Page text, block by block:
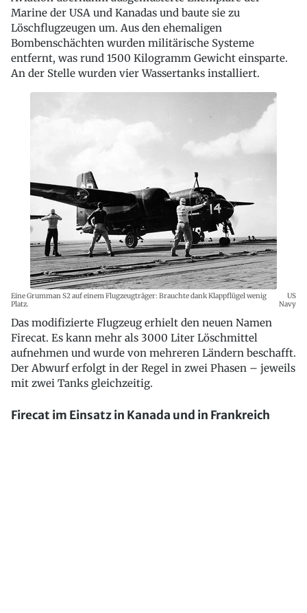
Marine der USA und Kanadas und baute sie zu
Löschflugzeugen um. Aus den ehemaligen
Bombenschächten wurden militärische Systeme
entfernt, was rund 1500 Kilogramm Gewicht einsparte.
An der Stelle wurden vier Wassertanks installiert.
Eine Grumman S2 auf einem Flugzeugträger: Brauchte dank Klappflügel wenig
Platz.
US
Navy
Das modifizierte Flugzeug erhielt den neuen Namen
Firecat. Es kann mehr als 3000 Liter Löschmittel
aufnehmen und wurde von mehreren Ländern beschafft.
Der Abwurf erfolgt in der Regel in zwei Phasen – jeweils
mit zwei Tanks gleichzeitig.
Firecat im Einsatz in Kanada und in Frankreich